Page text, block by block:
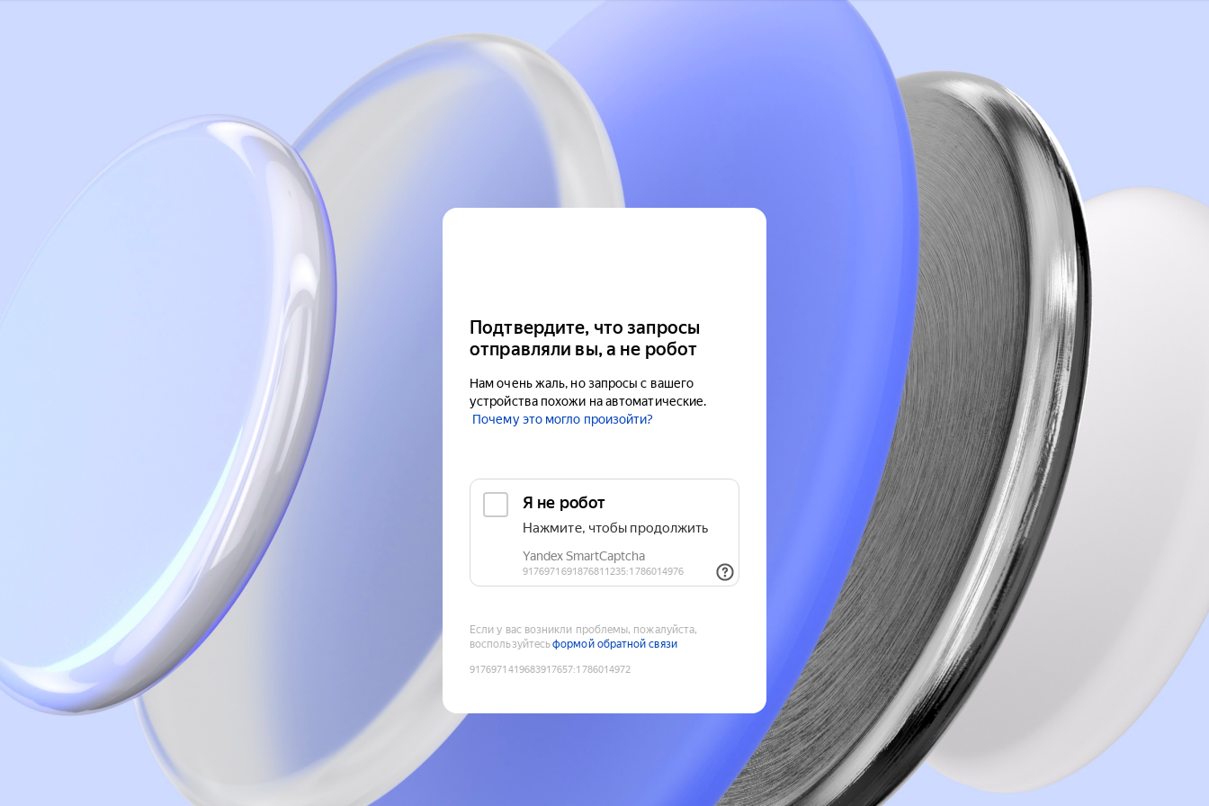
Подтвердите, что запросы
отправляли вы, а не робот
Нам очень жаль, но запросы с вашего
устройства похожи на автоматические.
Почему это могло произойти?
Если у вас возникли проблемы, пожалуйста,
воспользуйтесьформой обратной связи
9176971419683917657:1786014972